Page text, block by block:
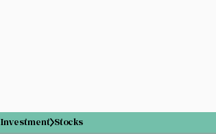
Investment Stocks